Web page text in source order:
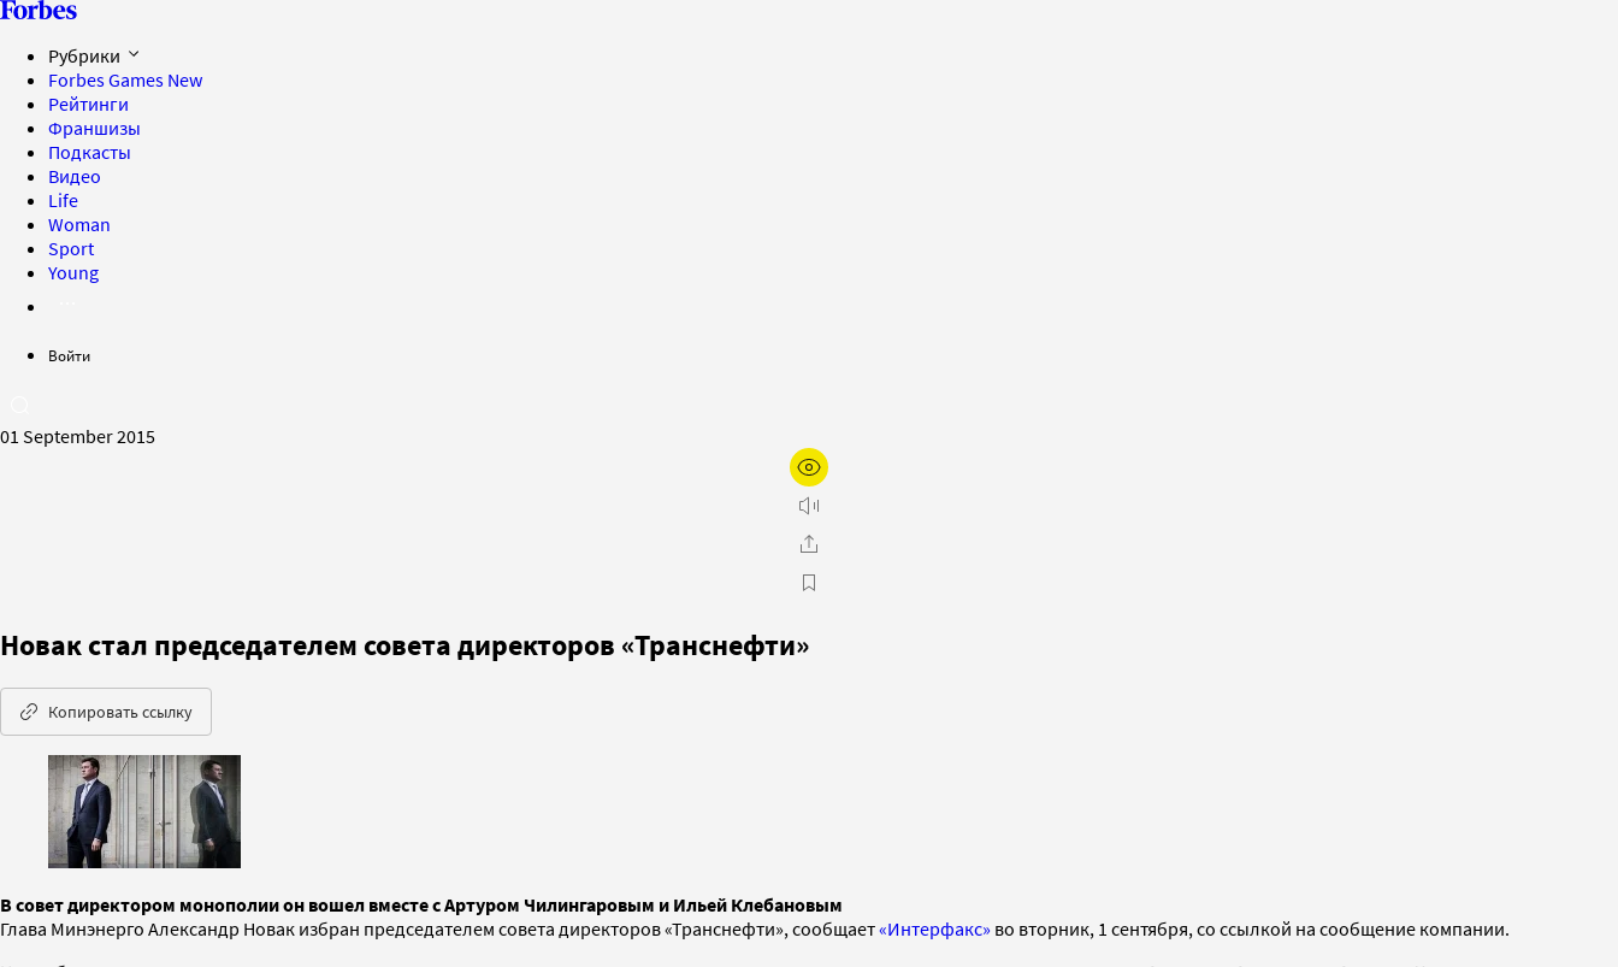
Рубрики
Forbes Games New
Рейтинги
Франшизы
Подкасты
Видео
Life
Woman
Sport
Young
Войти
01 September 2015
Новак стал председателем совета директоров «Транснефти»
Копировать ссылку
В совет директором монополии он вошел вместе с Артуром Чилингаровым и Ильей Клебановым
Глава Минэнерго Александр Новак избран председателем совета директоров «Транснефти», сообщает«Интерфакс» во вторник, 1 сентября, со ссылкой на сообщение компании.